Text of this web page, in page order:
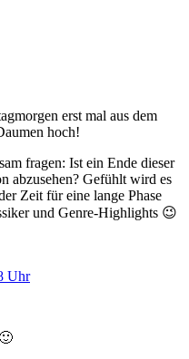
erst mal aus dem
hoch!
fragen: Ist ein Ende dieser
abzusehen? Gefühlt wird es
Zeit für eine lange Phase
und Genre-Highlights 😉
Uhr